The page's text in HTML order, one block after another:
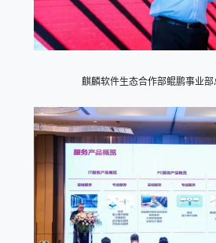
麒麟软件生态合作部鲲鹏事业部